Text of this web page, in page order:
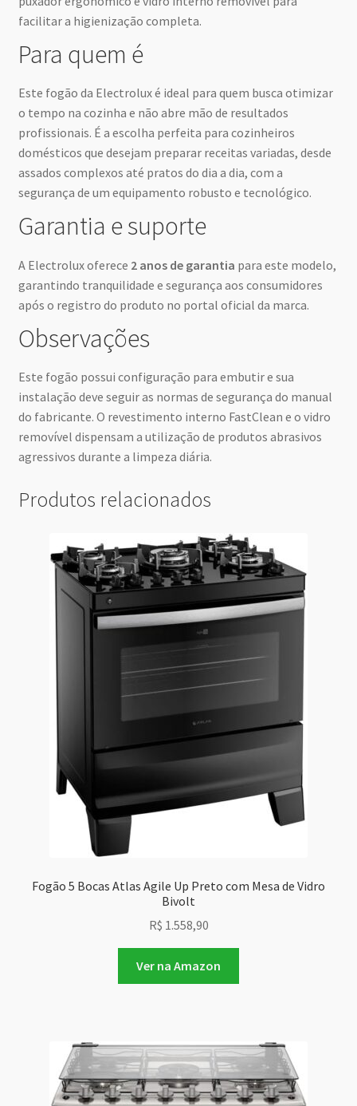
facilitar a higienização completa.
Para quem é
Este fogão da Electrolux é ideal para quem busca otimizar
o tempo na cozinha e não abre mão de resultados
profissionais. É a escolha perfeita para cozinheiros
domésticos que desejam preparar receitas variadas, desde
assados complexos até pratos do dia a dia, com a
segurança de um equipamento robusto e tecnológico.
Garantia e suporte
A Electrolux oferece 2 anos de garantia para este modelo,
garantindo tranquilidade e segurança aos consumidores
após o registro do produto no portal oficial da marca.
Observações
Este fogão possui configuração para embutir e sua
instalação deve seguir as normas de segurança do manual
do fabricante. O revestimento interno FastClean e o vidro
removível dispensam a utilização de produtos abrasivos
agressivos durante a limpeza diária.
Produtos relacionados
Fogão 5 Bocas Atlas Agile Up Preto com Mesa de Vidro
Bivolt
R$ 1.558,90
Ver na Amazon